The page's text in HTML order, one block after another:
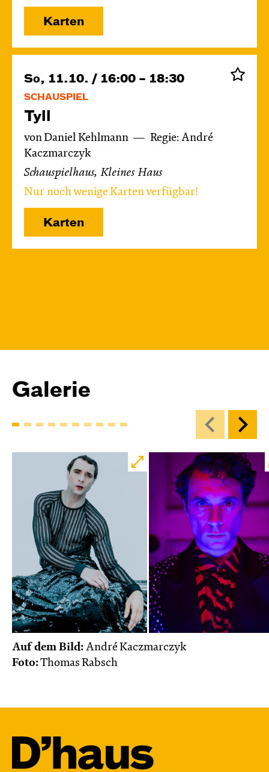
Karten
So, 11.10. / 16:00 – 18:30
SCHAUSPIEL
Tyll
von Daniel Kehlmann
Regie: André
Kaczmarczyk
Schauspielhaus, Kleines Haus
Nur noch wenige Karten verfügbar!
Karten
Galerie
Auf dem Bild: André Kaczmarczyk
Foto:Thomas Rabsch